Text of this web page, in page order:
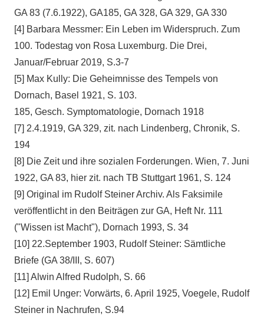
GA 83 (7.6.1922), GA185, GA 328, GA 329, GA 330
[4] Barbara Messmer: Ein Leben im Widerspruch. Zum
100. Todestag von Rosa Luxemburg. Die Drei,
Januar/Februar 2019, S.3-7
[5] Max Kully: Die Geheimnisse des Tempels von
Dornach, Basel 1921, S. 103.
185, Gesch. Symptomatologie, Dornach 1918
[7] 2.4.1919, GA 329, zit. nach Lindenberg, Chronik, S.
194
[8] Die Zeit und ihre sozialen Forderungen. Wien, 7. Juni
1922, GA 83, hier zit. nach TB Stuttgart 1961, S. 124
[9] Original im Rudolf Steiner Archiv. Als Faksimile
veröffentlicht in den Beiträgen zur GA, Heft Nr. 111
("Wissen ist Macht"), Dornach 1993, S. 34
[10] 22.September 1903, Rudolf Steiner: Sämtliche
Briefe (GA 38/III, S. 607)
[11] Alwin Alfred Rudolph, S. 66
[12] Emil Unger: Vorwärts, 6. April 1925, Voegele, Rudolf
Steiner in Nachrufen, S.94